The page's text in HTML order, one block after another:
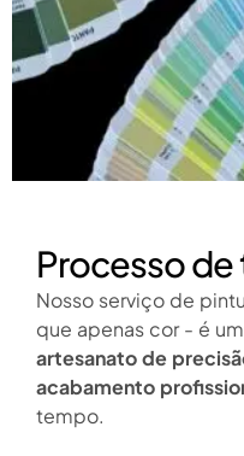
Processo
Nosso serviço de
que apenas cor - é
artesanato de
acabamento
tempo.